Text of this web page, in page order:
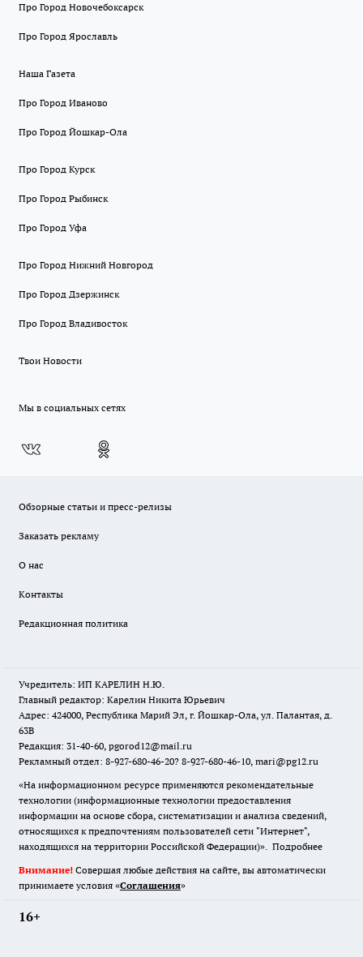
Про Город Новочебоксарск
Про Город Ярославль
Наша Газета
Про Город Иваново
Про Город Йошкар-Ола
Про Город Курск
Про Город Рыбинск
Про Город Уфа
Про Город Нижний Новгород
Про Город Дзержинск
Про Город Владивосток
Твои Новости
Мы в социальных сетях
Обзорные статьи и пресс-релизы
Заказать рекламу
О нас
Контакты
Редакционная политика
Учредитель: ИП КАРЕЛИН Н.Ю.
Главный редактор: Карелин Никита Юрьевич
Адрес: 424000, Республика Марий Эл, г. Йошкар-Ола, ул. Палантая, д.
63В
Редакция: 31-40-60, pgorod12@mail.ru
Рекламный отдел: 8-927-680-46-20? 8-927-680-46-10, mari@pg12.ru
«На информационном ресурсе применяются рекомендательные
технологии (информационные технологии предоставления
информации на основе сбора, систематизации и анализа сведений,
относящихся к предпочтениям пользователей сети "Интернет",
находящихся на территории Российской Федерации)». Подробнее
Внимание! Совершая любые действия на сайте, вы автоматически
принимаете условия «Cоглашения»
16+